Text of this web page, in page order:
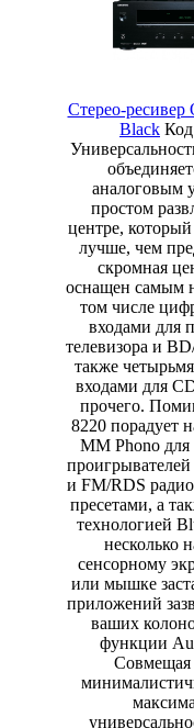
Стерео-
Black
аналоговым
простом
центре, который
лучше, чем
скромная
оснащен самым
том числе
входами для
телевизора и
также
входами для
прочего.
8220 порадует
MM Phono
и FM/RDS
пресетами, а
технологией
несколько
сенсорному
или мышке
приложений
ваших
функции
Совмещая